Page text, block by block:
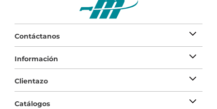
Contáctanos
Información
Clientazo
Catálogos